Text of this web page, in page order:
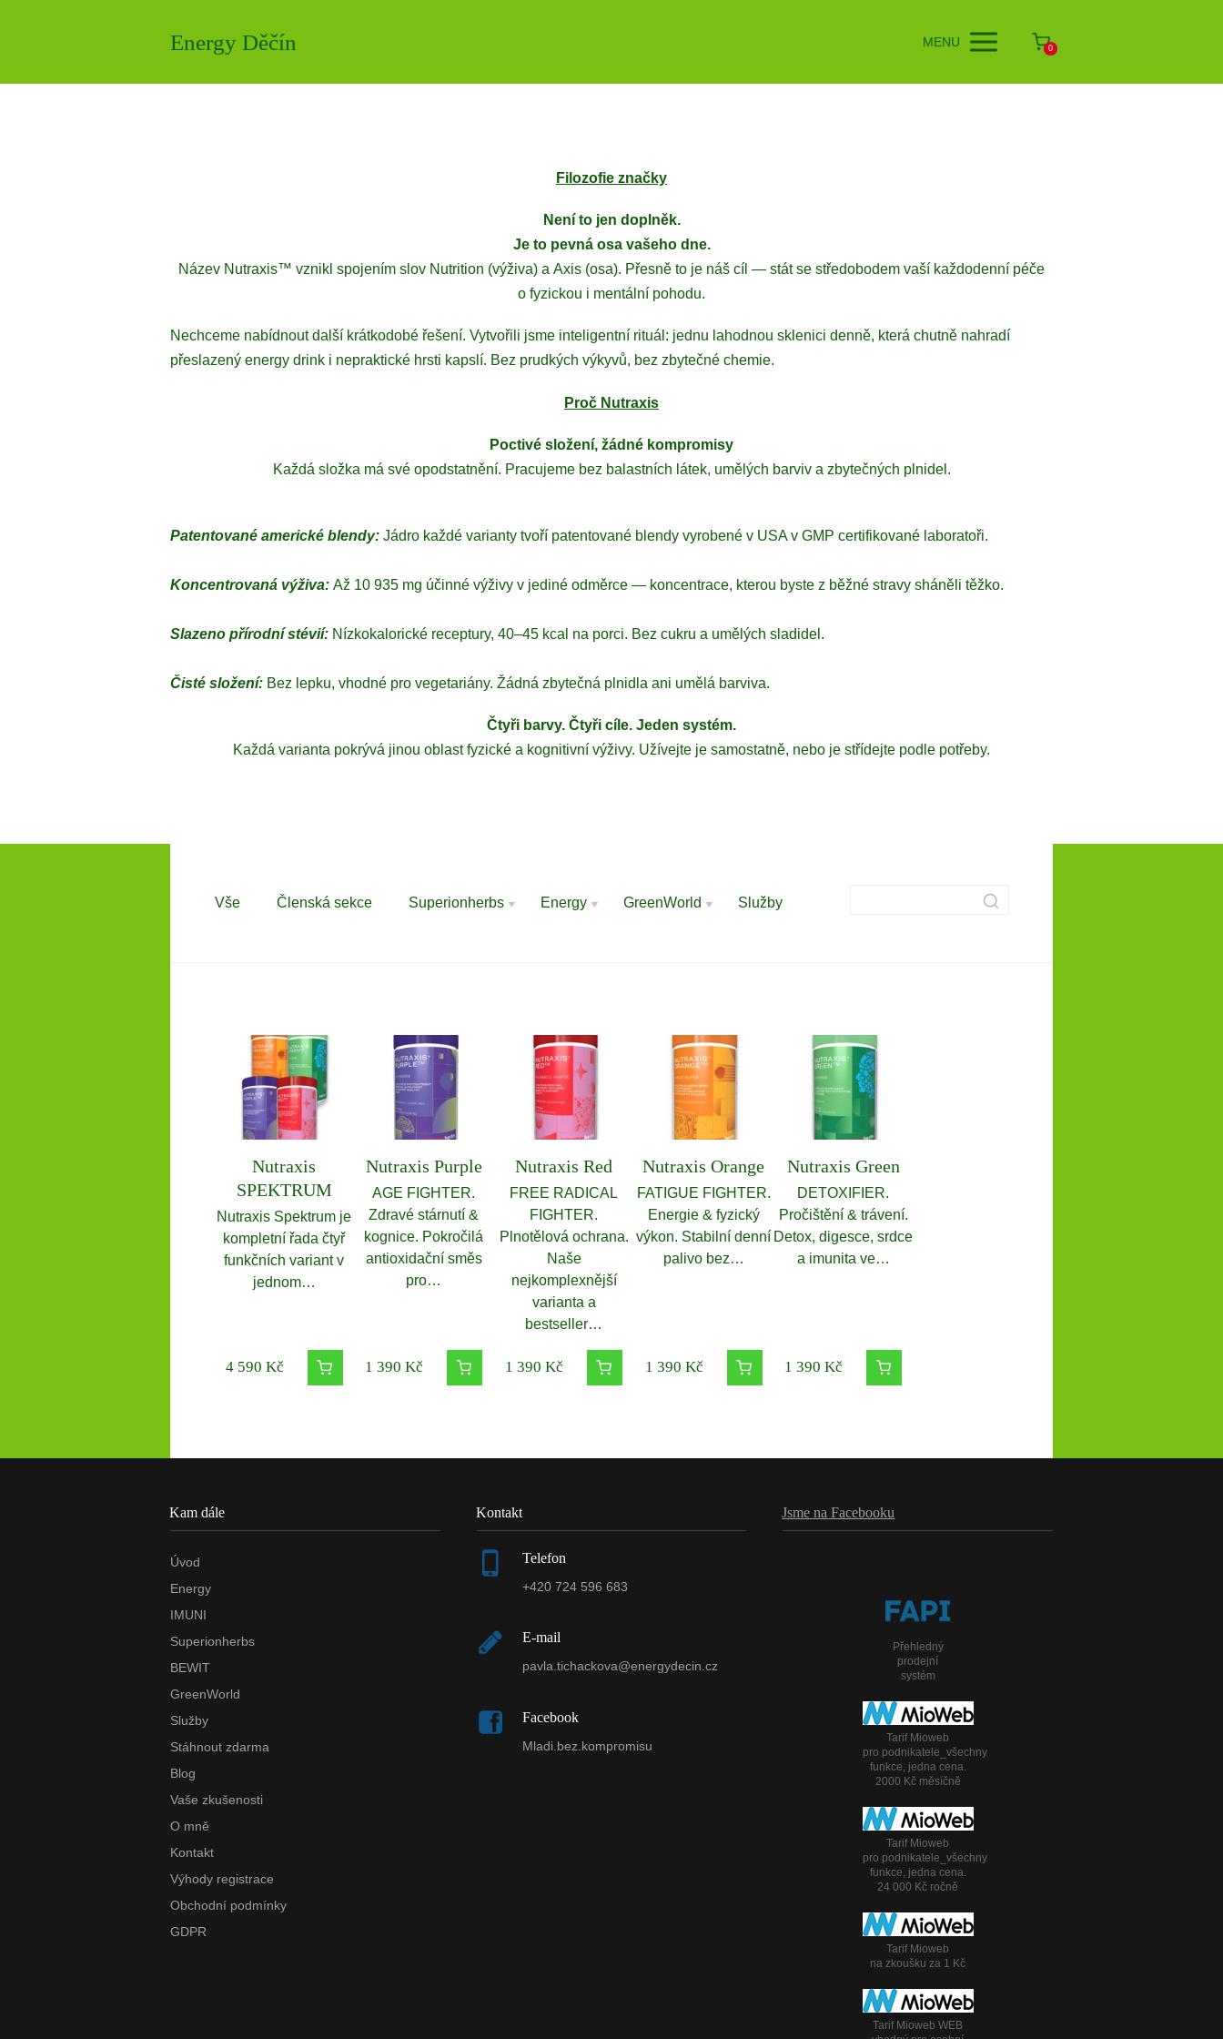
Energy Děčín MENU 0
Filozofie značky
Není to jen doplněk.
Je to pevná osa vašeho dne.
Název Nutraxis™ vznikl spojením slov Nutrition (výživa) a Axis (osa). Přesně to je náš cíl — stát se středobodem vaší každodenní péče
o fyzickou i mentální pohodu.
Nechceme nabídnout další krátkodobé řešení. Vytvořili jsme inteligentní rituál: jednu lahodnou sklenici denně, která chutně nahradí
přeslazený energy drink i nepraktické hrsti kapslí. Bez prudkých výkyvů, bez zbytečné chemie.
Proč Nutraxis
Poctivé složení, žádné kompromisy
Každá složka má své opodstatnění. Pracujeme bez balastních látek, umělých barviv a zbytečných plnidel.
Patentované americké blendy: Jádro každé varianty tvoří patentované blendy vyrobené v USA v GMP certifikované laboratoři.
Koncentrovaná výživa: Až 10 935 mg účinné výživy v jediné odměrce — koncentrace, kterou byste z běžné stravy sháněli těžko.
Slazeno přírodní stévií: Nízkokalorické receptury, 40–45 kcal na porci. Bez cukru a umělých sladidel.
Čisté složení: Bez lepku, vhodné pro vegetariány. Žádná zbytečná plnidla ani umělá barviva.
Čtyři barvy. Čtyři cíle. Jeden systém.
Každá varianta pokrývá jinou oblast fyzické a kognitivní výživy. Užívejte je samostatně, nebo je střídejte podle potřeby.
Vše Členská sekce Superionherbs Energy GreenWorld Služby
Nutraxis
SPEKTRUM
Nutraxis Spektrum je
kompletní řada čtyř
funkčních variant v
jednom…
4 590 Kč
Nutraxis Purple
AGE FIGHTER.
Zdravé stárnutí &
kognice. Pokročilá
antioxidační směs
pro…
1 390 Kč
Nutraxis Red
FREE RADICAL
FIGHTER.
Plnotělová ochrana.
Naše
nejkomplexnější
varianta a
bestseller…
1 390 Kč
Nutraxis Orange
FATIGUE FIGHTER.
Energie & fyzický
výkon. Stabilní denní
palivo bez…
1 390 Kč
Nutraxis Green
DETOXIFIER.
Pročištění & trávení.
Detox, digesce, srdce
a imunita ve…
1 390 Kč
Kam dále
Úvod
Energy
IMUNI
Superionherbs
BEWIT
GreenWorld
Služby
Stáhnout zdarma
Blog
Vaše zkušenosti
O mně
Kontakt
Výhody registrace
Obchodní podmínky
GDPR
Kontakt
Telefon
+420 724 596 683
E-mail
pavla.tichackova@energydecin.cz
Facebook
Mladi.bez.kompromisu
Jsme na Facebooku
Přehledný
prodejní
systém
Tarif Mioweb
pro podnikatele_všechny
funkce, jedna cena.
2000 Kč měsíčně
Tarif Mioweb
pro podnikatele_všechny
funkce, jedna cena.
24 000 Kč ročně
Tarif Mioweb
na zkoušku za 1 Kč
Tarif Mioweb WEB